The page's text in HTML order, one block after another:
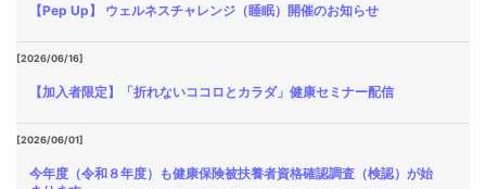
質問
FAQ
【Pep Up】 ウェルネスチャレンジ（睡眠）開催のお知らせ
[2026/06/16]
【加入者限定】「折れないココロとカラダ」健康セミナー配信
[2026/06/01]
今年度（令和８年度）も健康保険被扶養者資格確認調査（検認）が始